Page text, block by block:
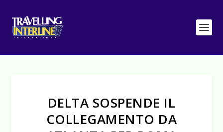
DELTA SOSPENDE IL
COLLEGAMENTO DA